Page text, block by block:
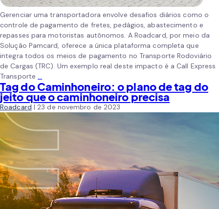
Gerenciar uma transportadora envolve desafios diários como o
controle de pagamento de fretes, pedágios, abastecimento e
repasses para motoristas autônomos. A Roadcard, por meio da
Solução Pamcard, oferece a única plataforma completa que
integra todos os meios de pagamento no Transporte Rodoviário
de Cargas (TRC). Um exemplo real deste impacto é a Call Express
Transporte …
Tag do Caminhoneiro: o plano de tag do
jeito que o caminhoneiro precisa
Roadcard |23 de novembro de 2023